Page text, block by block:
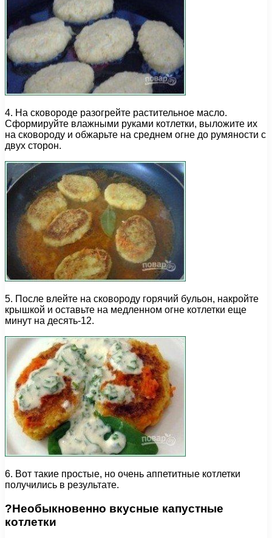
4. На сковороде разогрейте растительное масло.
Сформируйте влажными руками котлетки, выложите их
на сковороду и обжарьте на среднем огне до румяности с
двух сторон.
5. После влейте на сковороду горячий бульон, накройте
крышкой и оставьте на медленном огне котлетки еще
минут на десять-12.
6. Вот такие простые, но очень аппетитные котлетки
получились в результате.
?Необыкновенно вкусные капустные
котлетки